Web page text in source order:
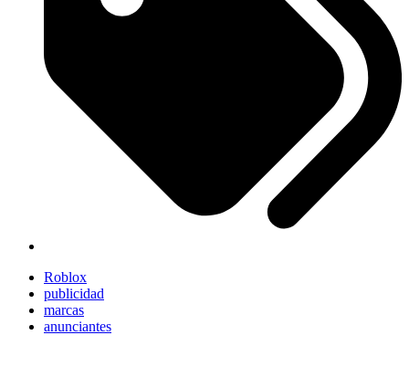
Roblox
publicidad
marcas
anunciantes